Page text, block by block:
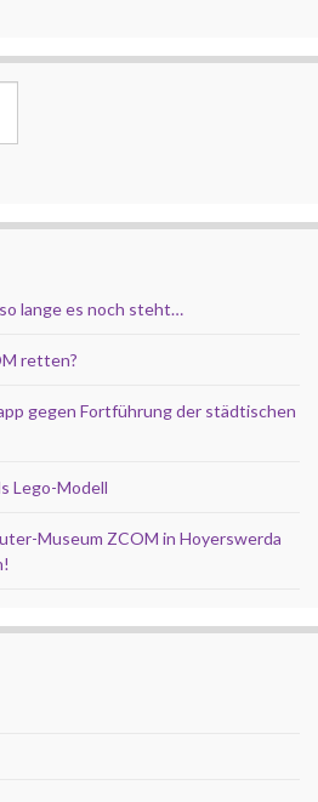
lange es noch steht…
retten?
gegen Fortführung der städtischen
Lego-Modell
Museum ZCOM in Hoyerswerda